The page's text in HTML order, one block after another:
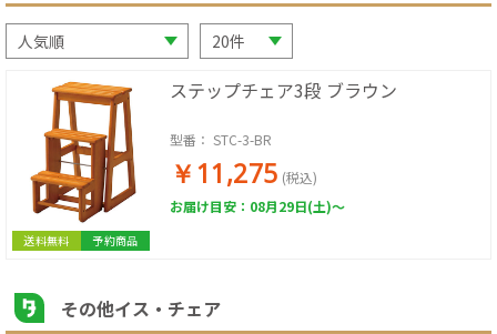
送料無料 予約商品
ステップチェア3段 ブラウン
型番： STC-3-BR
￥11,275 (税込)
お届け目安：08月29日(土)～
その他イス・チェア